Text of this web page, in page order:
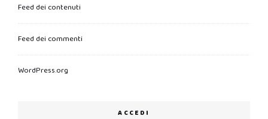
Feed dei contenuti
Feed dei commenti
WordPress.org
ACCEDI